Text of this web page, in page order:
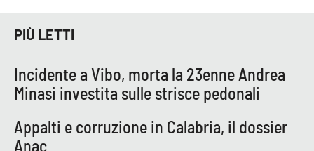
PIÙ LETTI
Incidente a Vibo, morta la 23enne Andrea
Minasi investita sulle strisce pedonali
Appalti e corruzione in Calabria, il dossier
Anac